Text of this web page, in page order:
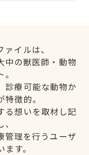
イルは、
中の獣医師・動物
診療可能な動物か
徴的。
る想いを取材し記
管理を行うユーザ
す。